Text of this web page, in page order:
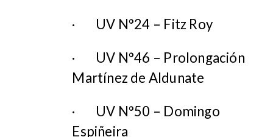
· UV N°24 – Fitz Roy
· UV N°46 – Prolongación
Martínez de Aldunate
· UV N°50 – Domingo
Espiñeira